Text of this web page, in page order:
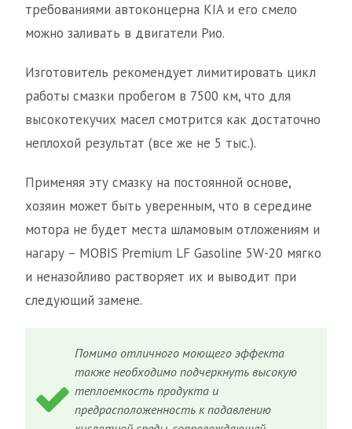
требованиями автоконцерна KIA и его смело
можно заливать в двигатели Рио.
Изготовитель рекомендует лимитировать цикл
работы смазки пробегом в 7500 км, что для
высокотекучих масел смотрится как достаточно
неплохой результат (все же не 5 тыс.).
Применяя эту смазку на постоянной основе,
хозяин может быть уверенным, что в середине
мотора не будет места шламовым отложениям и
нагару – MOBIS Premium LF Gasoline 5W-20 мягко
и неназойливо растворяет их и выводит при
следующий замене.
Помимо отличного моющего эффекта
также необходимо подчеркнуть высокую
теплоемкость продукта и
предрасположенность к подавлению